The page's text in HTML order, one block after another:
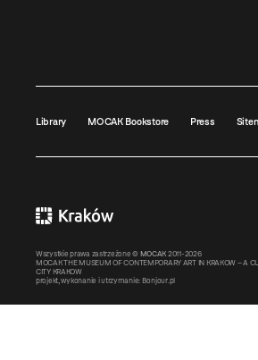
Library MOCAK Bookstore Press
Wszystkie prawa zastrzeżone © MOCAK 2011-2026
MOCAK THE MUSEUM OF CONTEMPORARY ART IN KRAKOW – A
CITY KRAKOW
projekt, wykonanie i utrzymanie: Bonjour.pl